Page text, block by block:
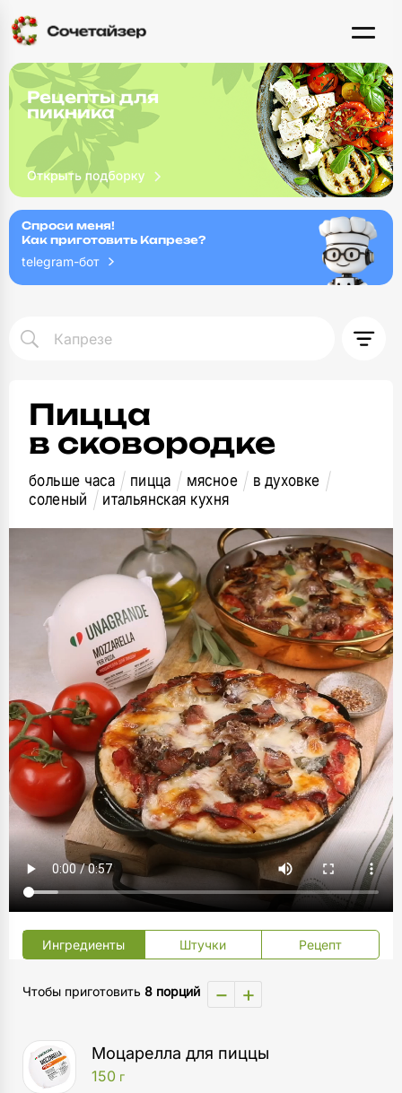
Рецепты для
пикника
Спроси меня!
Как приготовить Капрезе?
telegram-бот
Пицца
в сковородке
больше часа пицца мясное
в духовке
соленый
итальянская кухня
Ингредиенты Штучки Рецепт
Чтобы приготовить 8 порций − +
Моцарелла для пиццы
150 г